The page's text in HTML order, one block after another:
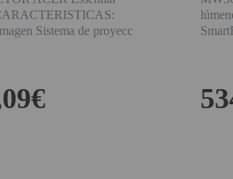
Sistema de proyecc